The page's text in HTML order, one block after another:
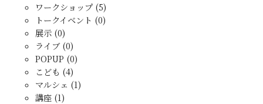
ワークショップ (5)
トークイベント (0)
展示 (0)
ライブ (0)
POPUP (0)
こども (4)
マルシェ (1)
講座 (1)